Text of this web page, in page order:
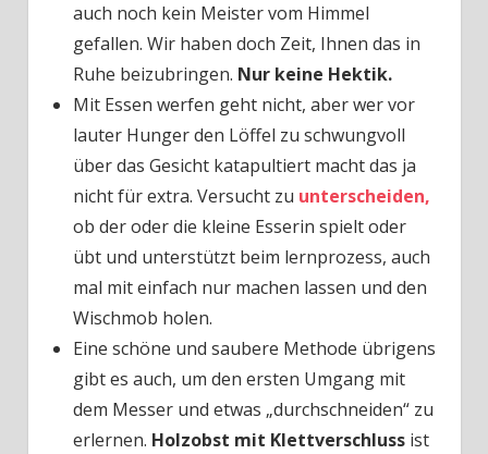
auch noch kein Meister vom Himmel
gefallen. Wir haben doch Zeit, Ihnen das in
Ruhe beizubringen. Nur keine Hektik.
Mit Essen werfen geht nicht, aber wer vor
lauter Hunger den Löffel zu schwungvoll
über das Gesicht katapultiert macht das ja
nicht für extra. Versucht zu unterscheiden,
ob der oder die kleine Esserin spielt oder
übt und unterstützt beim lernprozess, auch
mal mit einfach nur machen lassen und den
Wischmob holen.
Eine schöne und saubere Methode übrigens
gibt es auch, um den ersten Umgang mit
dem Messer und etwas „durchschneiden“ zu
erlernen. Holzobst mit Klettverschlussist